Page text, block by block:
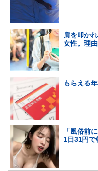
肩を叩か
女性。理
もらえる
「風俗前
1日31円で